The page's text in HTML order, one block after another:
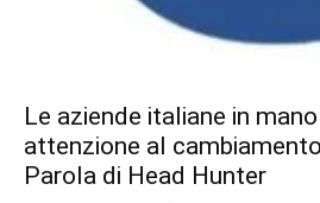
Le aziende italiane in
attenzione al
Parola di Head Hunter